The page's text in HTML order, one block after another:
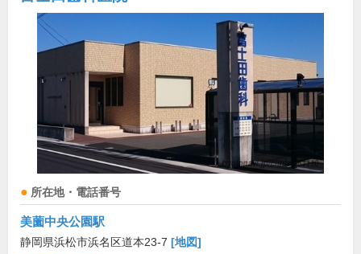
所在地・電話番号
美薗中央公園駅
静岡県浜松市浜名区道本23-7 [地図]